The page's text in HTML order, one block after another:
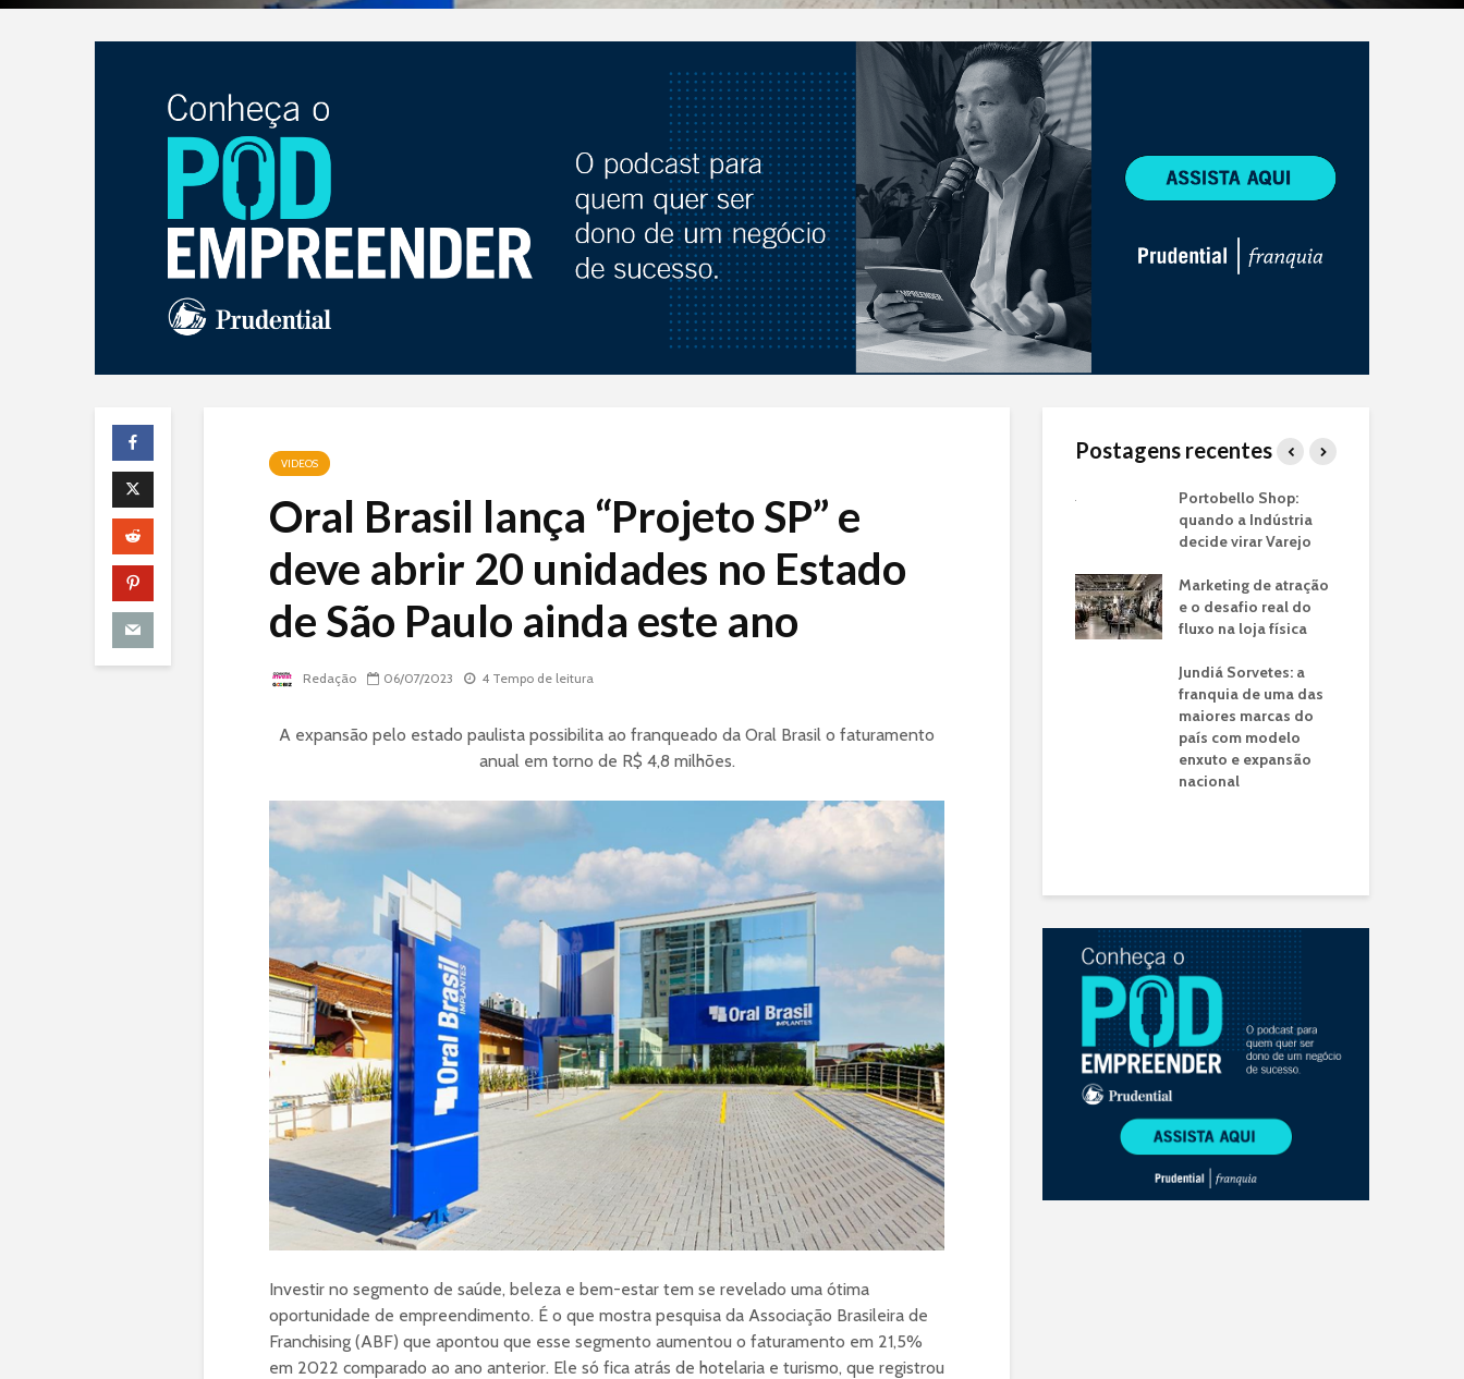
VIDEOS
Oral Brasil lança “Projeto SP” e
deve abrir 20 unidades no Estado
de São Paulo ainda este ano
Redação 06/07/2023 4 Tempo de leitura
A expansão pelo estado paulista possibilita ao franqueado da Oral Brasil o faturamento
anual em torno de R$ 4,8 milhões.
Investir no segmento de saúde, beleza e bem-estar tem se revelado uma ótima
oportunidade de empreendimento. É o que mostra pesquisa da Associação Brasileira de
Franchising (ABF) que apontou que esse segmento aumentou o faturamento em 21,5%
em 2022 comparado ao ano anterior. Ele só fica atrás de hotelaria e turismo, que registrou
Postagens recentes
Tramontina Store: A
Indústria de
Utilidades que
Conquistou o PDV
Case Arezzo&Co: A
Verticalização do
Monomarca:
Validando seu
negócio
BI Aplicado à
Operação de Varejo
Físico
Portobello Shop:
quando a Indústria
decide virar Varejo
Marketing de atração
e o desafio real do
fluxo na loja física
Jundiá Sorvetes: a
franquia de uma das
maiores marcas do
país com modelo
enxuto e expansão
nacional